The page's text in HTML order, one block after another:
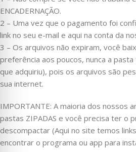
ENCADERNAÇÃO.
2 – Uma vez que o pagamento foi
link no seu e-mail e aqui na conta da
3 – Os arquivos não expiram, você
preferência aos poucos, nunca a
que adquiriu), pois os arquivos são
sua internet.
IMPORTANTE: A maioria dos nossos
pastas ZIPADAS e você precisa ter o
descompactar (Aqui no site temos
encontrar o programa ou app para